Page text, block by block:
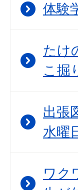
体験
たけ
こ掘
出張
水曜
ワク